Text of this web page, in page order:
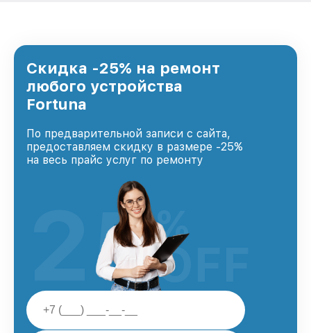
Скидка -25% на ремонт
любого устройства
Fortuna
По предварительной записи с сайта,
предоставляем скидку в размере -25%
на весь прайс услуг по ремонту
25%
OFF